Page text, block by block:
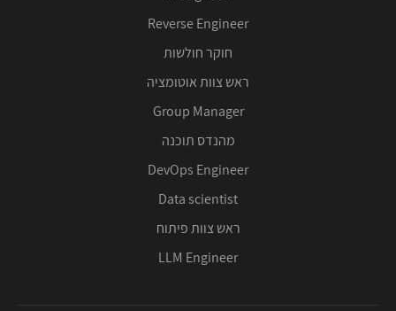
Reverse Engineer
חוקר חולשות
ראש צוות אוטומציה
Group Manager
מהנדס תוכנה
DevOps Engineer
Data scientist
ראש צוות פיתוח
LLM Engineer